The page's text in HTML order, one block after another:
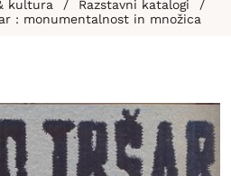
kultura / Razstavni katalogi
/
: monumentalnost in množica